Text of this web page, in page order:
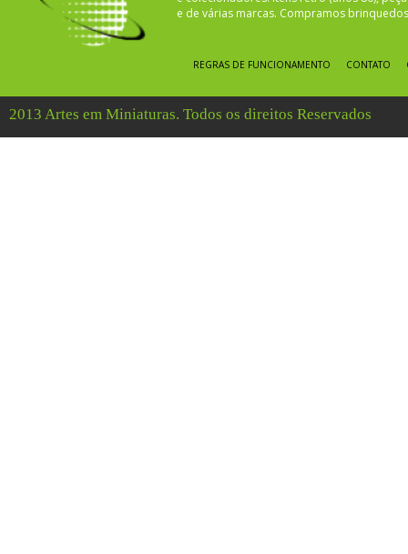
e de várias marcas. Compramos
REGRAS DE FUNCIONAMENTO CONTATO
2013 Artes em Miniaturas. Todos os direitos Reservados